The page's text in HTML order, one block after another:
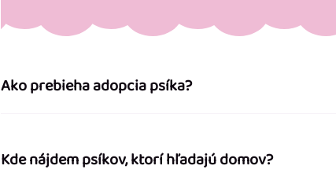
Ako prebieha adopcia psíka?
Kde nájdem psíkov, ktorí hľadajú domov?